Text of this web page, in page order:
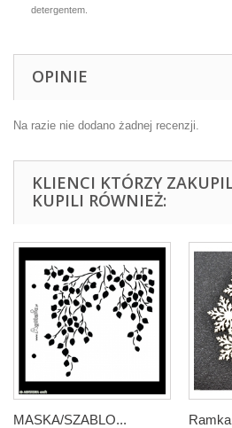
detergentem.
OPINIE
Na razie nie dodano żadnej recenzji.
KLIENCI KTÓRZY
KUPILI RÓWNIEŻ:
MASKA/SZABLO...